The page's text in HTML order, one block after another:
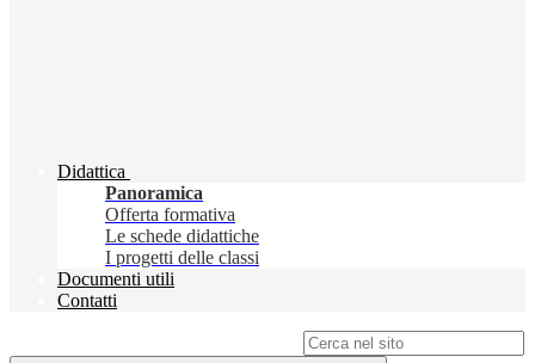
Didattica
Panoramica
Offerta formativa
Le schede didattiche
I progetti delle classi
Documenti utili
Contatti